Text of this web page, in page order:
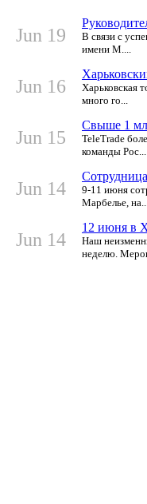
Jun 19
В связи с
имени М....
Jun 16
Харьковская
много го...
Jun 15
Свыше 1
TeleTrade
команды Рос...
Jun 14
9-11 июня
Марбелье,
Jun 14
12 июня в
Наш
неделю.